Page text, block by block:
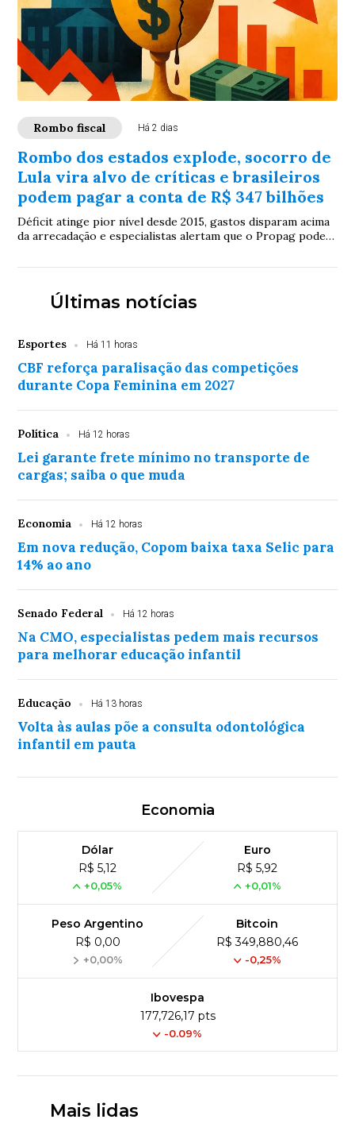
Rombo fiscal Há 2 dias
Rombo dos estados explode, socorro de
Lula vira alvo de críticas e brasileiros
podem pagar a conta de R$ 347 bilhões
Déficit atinge pior nível desde 2015, gastos disparam acima
da arrecadação e especialistas alertam que o Propag pode
contribuinte amanhã
Últimas notícias
Esportes Há 11 horas
CBF reforça paralisação das competições
durante Copa Feminina em 2027
Política Há 12 horas
Lei garante frete mínimo no transporte de
cargas; saiba o que muda
Economia Há 12 horas
Em nova redução, Copom baixa taxa Selic para
14% ao ano
Senado Federal Há 12 horas
Na CMO, especialistas pedem mais recursos
para melhorar educação infantil
Educação Há 13 horas
Volta às aulas põe a consulta odontológica
infantil em pauta
Economia
Dólar
R$ 5,12
+0,05%
Euro
R$ 5,92
+0,01%
Peso Argentino
R$ 0,00
+0,00%
Bitcoin
R$ 349,880,46
-0,25%
Ibovespa
177,726,17 pts
-0.09%
Mais lidas